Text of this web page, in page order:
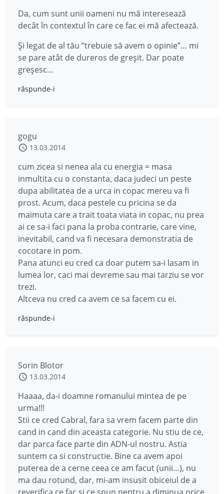
Da, cum sunt unii oameni nu mă interesează
decât în contextul în care ce fac ei mă afectează.
Și legat de al tău ”trebuie să avem o opinie”… mi
se pare atât de dureros de greșit. Dar poate
greșesc…
răspunde-i
gogu
13.03.2014
cum zicea si nenea ala cu energia = masa
inmultita cu o constanta, daca judeci un peste
dupa abilitatea de a urca in copac mereu va fi
prost. Acum, daca pestele cu pricina se da
maimuta care a trait toata viata in copac, nu prea
ai ce sa-i faci pana la proba contrarie, care vine,
inevitabil, cand va fi necesara demonstratia de
cocotare in pom.
Pana atunci eu cred ca doar putem sa-i lasam in
lumea lor, caci mai devreme sau mai tarziu se vor
trezi.
Altceva nu cred ca avem ce sa facem cu ei.
răspunde-i
Sorin Blotor
13.03.2014
Haaaa, da-i doamne romanului mintea de pe
urma!!!
Stii ce cred Cabral, fara sa vrem facem parte din
cand in cand din aceasta categorie. Nu stiu de ce,
dar parca face parte din ADN-ul nostru. Astia
suntem ca si constructie. Bine ca avem apoi
puterea de a cerne ceea ce am facut (unii…), nu
ma dau rotund, dar, mi-am insusit obiceiul de a